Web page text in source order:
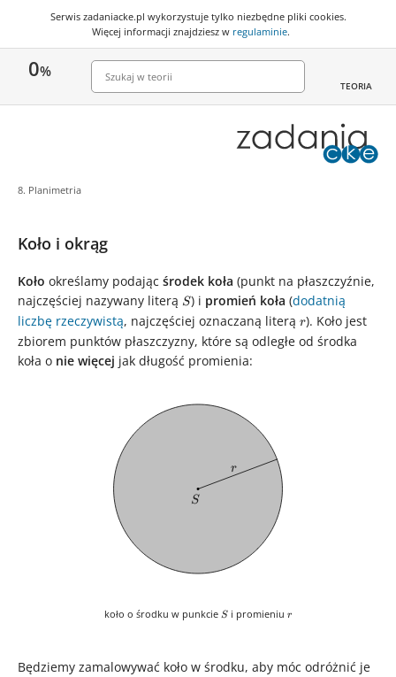
Serwis zadaniacke.pl wykorzystuje tylko niezbędne pliki cookies.
Więcej informacji znajdziesz w regulaminie.
0%
TEORIA
8. Planimetria
Koło i okrąg
Koło określamy podając środek koła (punkt na płaszczyźnie,
najczęściej nazywany literą S
S) i promień koła (dodatnią
liczbę rzeczywistą, najczęściej oznaczaną literą r
r). Koło jest
zbiorem punktów płaszczyzny, które są odległe od środka
koła o nie więcej jak długość promienia:
S
S
r
r
koło o środku w punkcie S
Si promieniu r
r
Będziemy zamalowywać koło w środku, aby móc odróżnić je